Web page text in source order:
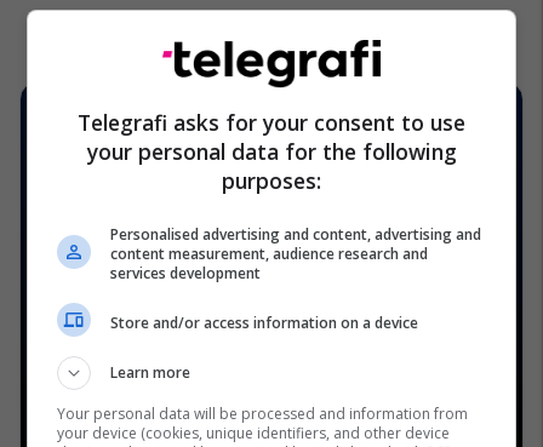
Telegrafi asks for your consent to use
your personal data for the following
purposes:
Personalised advertising and content, advertising and
content measurement, audience research and
services development
Store and/or access information on a device
Learn more
Your personal data will be processed and information from
your device (cookies, unique identifiers, and other device